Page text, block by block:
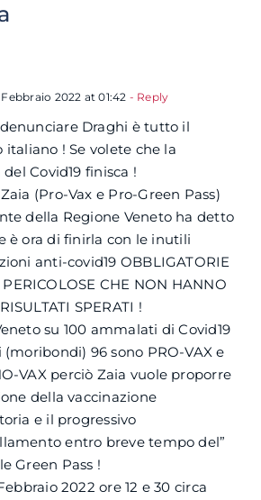
2022 at 01:42 - Reply
Draghi è tutto il
italiano ! Se volete che la
Covid19 finisca !
(Pro-Vax e Pro-Green Pass)
della Regione Veneto ha detto
è ora di finirla con le inutili
anti-covid19 OBBLIGATORIE
CHE NON HANNO
SPERATI !
su 100 ammalati di Covid19
96 sono PRO-VAX e
VAX perciò Zaia vuole proporre
della vaccinazione
e il progressivo
entro breve tempo del”
Green Pass !
2022 ore 12 e 30 circa